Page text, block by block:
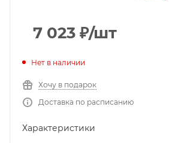
7 023 ₽/шт
Нет в наличии
Хочу в подарок
Доставка по расписанию
Характеристики